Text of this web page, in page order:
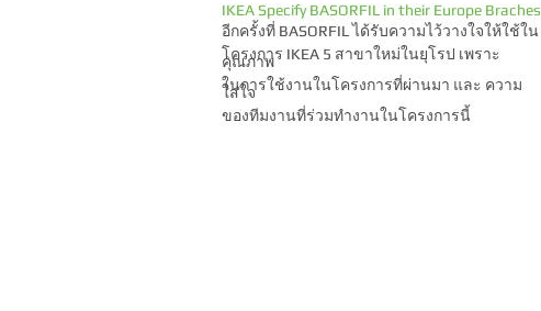
IKEA Specify BASORFIL in their Europe Braches
อีกครั้งที่ BASORFIL ได้รับความไว้วางใจให้ใช้ใน
โครงการ IKEA 5 สาขาใหม่ในยุโรป เพราะ
คุณภาพ
ในการใช้งานในโครงการที่ผ่านมา และ ความ
ใส่ใจ
ของทีมงานที่ร่วมทำงานในโครงการนี้